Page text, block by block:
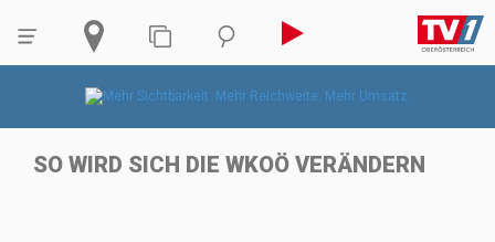
SO WIRD SICH DIE WKOÖ VERÄNDERN